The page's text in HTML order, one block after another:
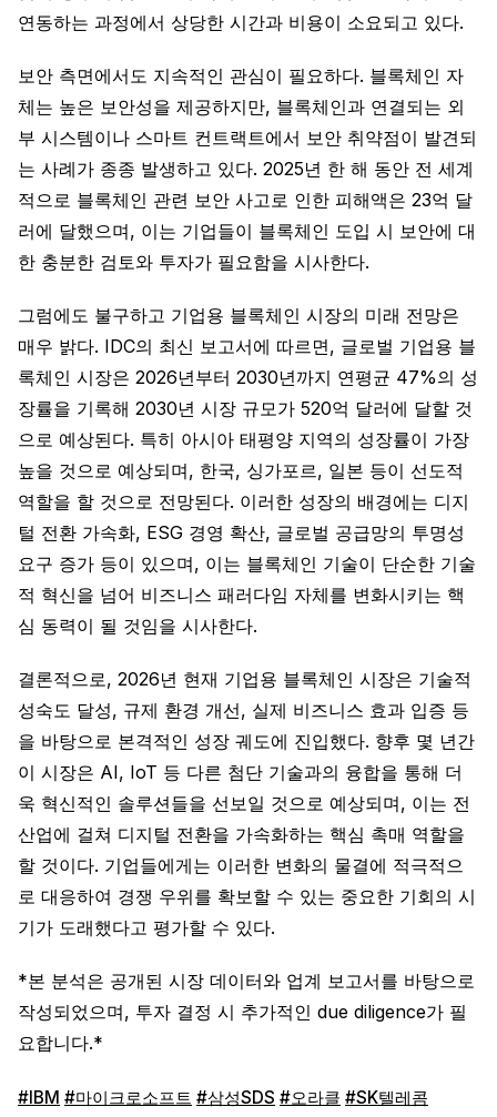
연동하는 과정에서 상당한 시간과 비용이 소요되고 있다.
보안 측면에서도 지속적인 관심이 필요하다. 블록체인 자
체는 높은 보안성을 제공하지만, 블록체인과 연결되는 외
부 시스템이나 스마트 컨트랙트에서 보안 취약점이 발견되
는 사례가 종종 발생하고 있다. 2025년 한 해 동안 전 세계
적으로 블록체인 관련 보안 사고로 인한 피해액은 23억 달
러에 달했으며, 이는 기업들이 블록체인 도입 시 보안에 대
한 충분한 검토와 투자가 필요함을 시사한다.
그럼에도 불구하고 기업용 블록체인 시장의 미래 전망은
매우 밝다. IDC의 최신 보고서에 따르면, 글로벌 기업용 블
록체인 시장은 2026년부터 2030년까지 연평균 47%의 성
장률을 기록해 2030년 시장 규모가 520억 달러에 달할 것
으로 예상된다. 특히 아시아 태평양 지역의 성장률이 가장
높을 것으로 예상되며, 한국, 싱가포르, 일본 등이 선도적
역할을 할 것으로 전망된다. 이러한 성장의 배경에는 디지
털 전환 가속화, ESG 경영 확산, 글로벌 공급망의 투명성
요구 증가 등이 있으며, 이는 블록체인 기술이 단순한 기술
적 혁신을 넘어 비즈니스 패러다임 자체를 변화시키는 핵
심 동력이 될 것임을 시사한다.
결론적으로, 2026년 현재 기업용 블록체인 시장은 기술적
성숙도 달성, 규제 환경 개선, 실제 비즈니스 효과 입증 등
을 바탕으로 본격적인 성장 궤도에 진입했다. 향후 몇 년간
이 시장은 AI, IoT 등 다른 첨단 기술과의 융합을 통해 더
욱 혁신적인 솔루션들을 선보일 것으로 예상되며, 이는 전
산업에 걸쳐 디지털 전환을 가속화하는 핵심 촉매 역할을
할 것이다. 기업들에게는 이러한 변화의 물결에 적극적으
로 대응하여 경쟁 우위를 확보할 수 있는 중요한 기회의 시
기가 도래했다고 평가할 수 있다.
*본 분석은 공개된 시장 데이터와 업계 보고서를 바탕으로
작성되었으며, 투자 결정 시 추가적인 due diligence가 필
요합니다.*
#IBM #마이크로소프트 #삼성SDS #오라클 #SK텔레콤